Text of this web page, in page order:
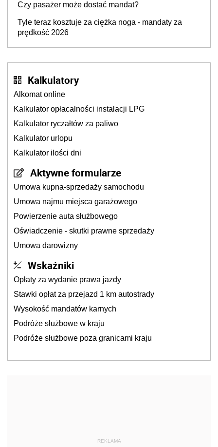
Czy pasażer może dostać mandat?
Tyle teraz kosztuje za ciężka noga - mandaty za
prędkość 2026
Kalkulatory
Alkomat online
Kalkulator opłacalności instalacji LPG
Kalkulator ryczałtów za paliwo
Kalkulator urlopu
Kalkulator ilości dni
Aktywne formularze
Umowa kupna-sprzedaży samochodu
Umowa najmu miejsca garażowego
Powierzenie auta służbowego
Oświadczenie - skutki prawne sprzedaży
Umowa darowizny
Wskaźniki
Opłaty za wydanie prawa jazdy
Stawki opłat za przejazd 1 km autostrady
Wysokość mandatów karnych
Podróże służbowe w kraju
Podróże służbowe poza granicami kraju
REKLAMA